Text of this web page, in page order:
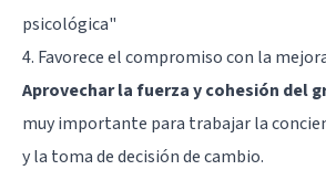
psicológica"
4. Favorece el compromiso con la
Aprovechar la fuerza y cohesión del
muy importante para trabajar la
y la toma de decisión de cambio.